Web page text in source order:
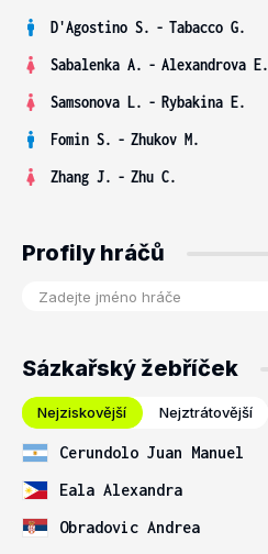
D'Agostino S. - Tabacco G.
Sabalenka A. - Alexandrova E.
Samsonova L. - Rybakina E.
Fomin S. - Zhukov M.
Zhang J. - Zhu C.
Profily hráčů
Sázkařský žebříček
Nejziskovější Nejztrátovější
Cerundolo Juan Manuel
Eala Alexandra
Obradovic Andrea